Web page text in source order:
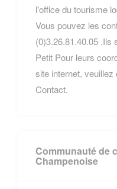
l'office du tourisme
Vous pouvez les
(0)3.26.81.40.05 .Ils
Petit Pour leurs
site internet,
Contact.
Communauté de
Champenoise